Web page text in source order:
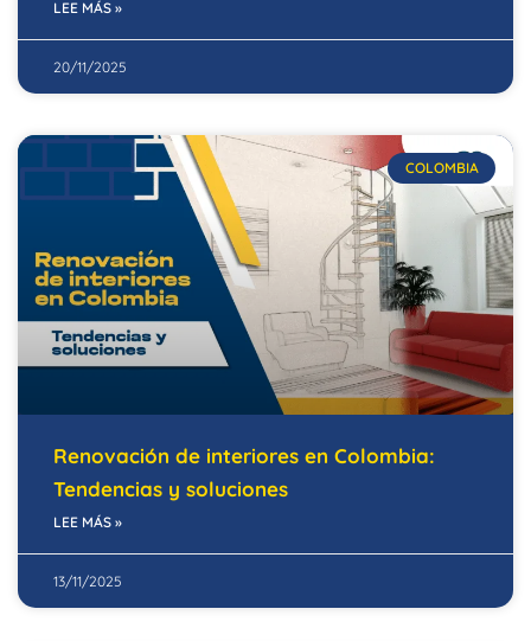
LEE MÁS »
20/11/2025
COLOMBIA
Renovación de interiores en Colombia:
Tendencias y soluciones
LEE MÁS »
13/11/2025